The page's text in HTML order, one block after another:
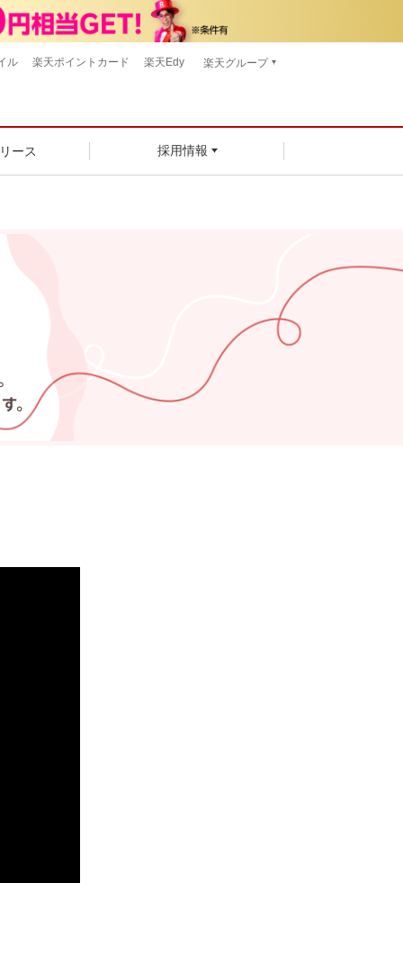
ル 楽天ポイントカード 楽天Edy 楽天グループ
ース 採用情報